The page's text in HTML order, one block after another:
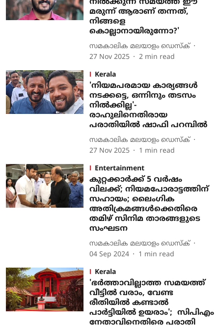
നില്‍ക്കുന്ന സമയത്ത് ഈ
മരുന്ന് ആരാണ് തന്നത്,
നിങ്ങളെ
കൊല്ലാനായിരുന്നോ?'
സമകാലിക മലയാളം ഡെസ്ക്
27 Nov 2025
2 min read
Kerala
'നിയമപരമായ കാര്യങ്ങൾ
നടക്കട്ടെ, ഒന്നിനും തടസം
നിൽക്കില്ല'-
രാഹുലിനെതിരായ
പരാതിയിൽ ഷാഫി പറമ്പിൽ
സമകാലിക മലയാളം ഡെസ്ക്
27 Nov 2025
1 min read
Entertainment
കുറ്റക്കാര്‍ക്ക് 5 വര്‍ഷം
വിലക്ക്; നിയമപോരാട്ടത്തിന്
സഹായം; ലൈംഗിക
അതിക്രമങ്ങള്‍ക്കെതിരെ
തമിഴ് സിനിമ താരങ്ങളുടെ
സംഘടന
സമകാലിക മലയാളം ഡെസ്ക്
04 Sep 2024
1 min read
Kerala
'ഭര്‍ത്താവില്ലാത്ത സമയത്ത്
വീട്ടില്‍ വരാം, വേണ്ട
രീതിയില്‍ കണ്ടാല്‍
പാര്‍ട്ടിയില്‍ ഉയരാം'; സിപിഎം
നേതാവിനെതിരെ പരാതി